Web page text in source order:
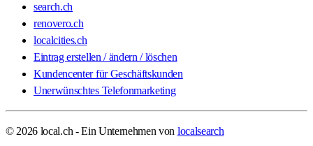
search.ch
renovero.ch
localcities.ch
Eintrag erstellen / ändern / löschen
Kundencenter für Geschäftskunden
Unerwünschtes Telefonmarketing
© 2026 local.ch - Ein Unternehmen von localsearch